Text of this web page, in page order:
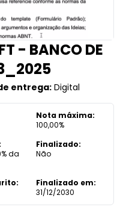
- BANCO DE
entrega:Digital
Nota máxima:
100,00%
da
Finalizado:
Não
Finalizado em:
31/12/2030